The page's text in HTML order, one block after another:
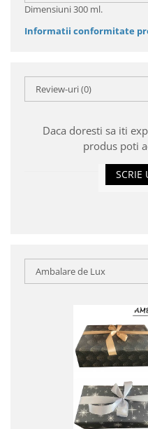
Dimensiuni 300 ml.
Informatii conformitate
Review-uri(0)
Daca doresti sa iti
produs poti
SCRIE
Ambalare de Lux